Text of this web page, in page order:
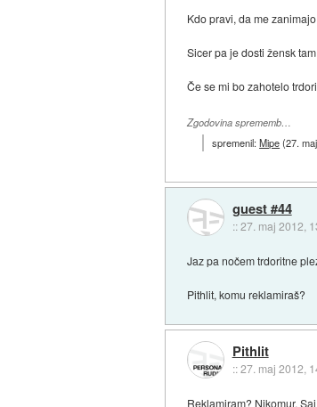
Kdo pravi, da me
Sicer pa je dosti žensk
Če se mi bo zahotelo
Zgodovina sprememb…
spremenil:Mipe(27.
guest #44
::27. maj 2012,
Jaz pa nočem trdoritne
Pithlit, komu reklamiraš?
Pithlit
::27. maj 2012,
Reklamiram? Nikomur.